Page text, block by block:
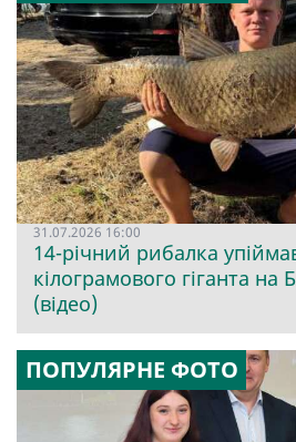
31.07.2026 16:00
14-річний рибалка
кілограмового гіганта на
(відео)
ПОПУЛЯРНЕ ФОТО